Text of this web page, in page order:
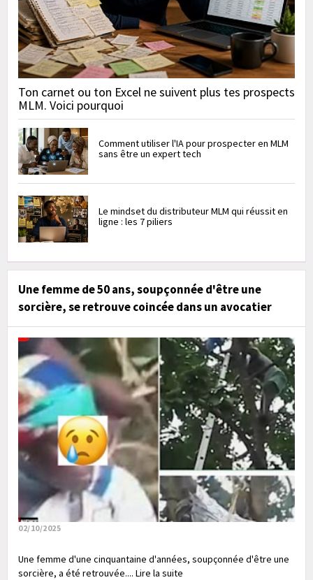
Ton carnet ou ton Excel ne suivent plus tes prospects
MLM. Voici pourquoi
Comment utiliser l'IA pour prospecter en MLM
sans être un expert tech
Le mindset du distributeur MLM qui réussit en
ligne : les 7 piliers
Une femme de 50 ans, soupçonnée d'être une
sorcière, se retrouve coincée dans un avocatier
02/10/2025
Une femme d'une cinquantaine d'années, soupçonnée d'être une
sorcière, a été retrouvée.... Lire la suite